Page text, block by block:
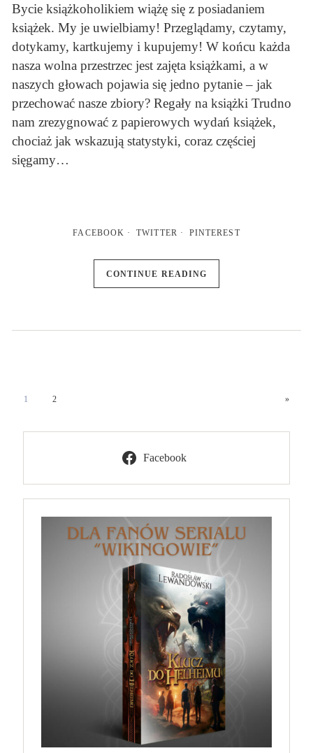
Bycie książkoholikiem wiążę się z posiadaniem
książek. My je uwielbiamy! Przeglądamy, czytamy,
dotykamy, kartkujemy i kupujemy! W końcu każda
nasza wolna przestrzec jest zajęta książkami, a w
naszych głowach pojawia się jedno pytanie – jak
przechować nasze zbiory? Regały na książki Trudno
nam zrezygnować z papierowych wydań książek,
chociaż jak wskazują statystyki, coraz częściej
sięgamy…
FACEBOOK TWITTER PINTEREST
CONTINUE READING
1 2 »
Facebook